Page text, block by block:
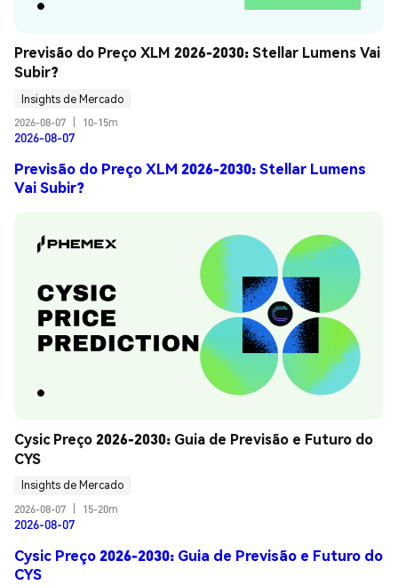
Previsão do Preço XLM 2026-2030: Stellar Lumens Vai
Subir?
Insights de Mercado
2026-08-07
10-15m
2026-08-07
Previsão do Preço XLM 2026-2030: Stellar Lumens
Vai Subir?
Cysic Preço 2026-2030: Guia de Previsão e Futuro do
CYS
Insights de Mercado
2026-08-07
15-20m
2026-08-07
Cysic Preço 2026-2030: Guia de Previsão e Futuro do
CYS